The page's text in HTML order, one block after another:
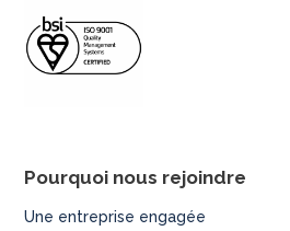
e
s
Pourquoi nous rejoindre
Une entreprise engagée